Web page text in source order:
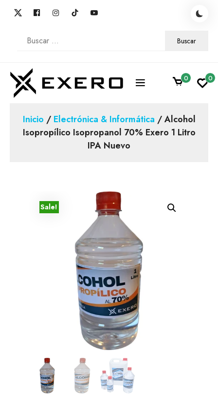
Buscar:
0 0
Inicio / Electrónica & Informática / Alcohol
Isopropílico Isopropanol 70% Exero 1 Litro
IPA Nuevo
Sale!